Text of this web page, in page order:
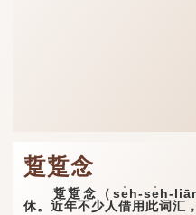
踅踅念
踅踅念（se̍h-se̍h-liām
休。近年不少人借用此词汇